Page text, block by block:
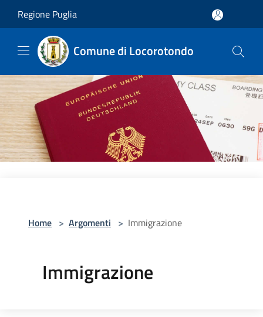
Regione Puglia
Comune di Locorotondo
Home > Argomenti > Immigrazione
Immigrazione